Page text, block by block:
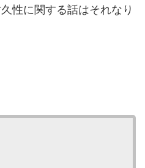
性に関する話はそれなり